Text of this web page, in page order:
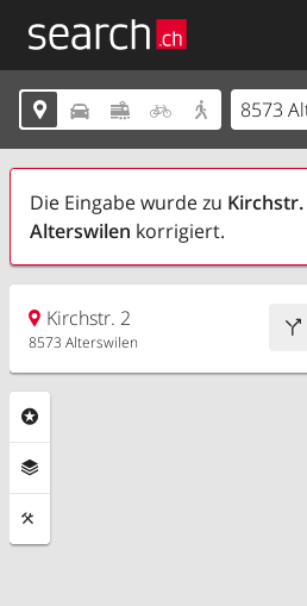
    
Die Eingabe wurde zu Kirchstr.
Alterswilen korrigiert.
Kirchstr. 2
8573 Alterswilen
Ihr Eintrag
Kundencenter Geschäftskunden